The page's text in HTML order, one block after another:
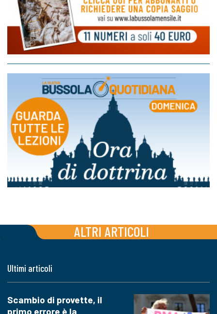
ALTRI ARTICOLI
Ultimi articoli
Scambio di provette, il
primo errore è la